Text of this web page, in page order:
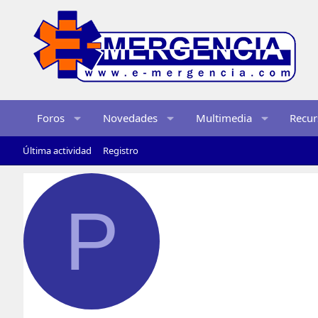
Foros Novedades Multimedia
Última actividad Registro
P